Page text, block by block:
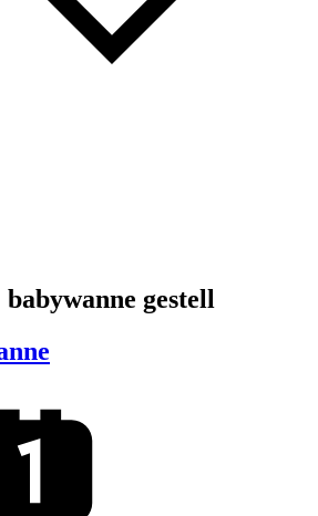
babywanne gestell